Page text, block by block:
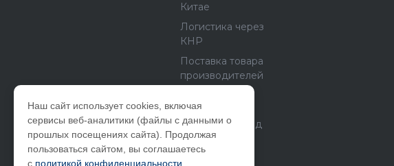
Наш сайт использует cookies, включая
сервисы веб-аналитики (файлы с данными о
прошлых посещениях сайта). Продолжая
пользоваться сайтом, вы соглашаетесь
с политикой конфиденциальности
Китае
Логистика через
КНР
Поставка товара
производителей
США
Бетонный завод
как бизнес